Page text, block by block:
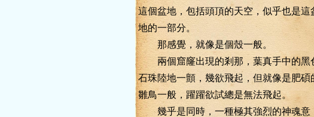
這個盆地，包括頭頂的天空，似乎也是這
地的一部分。
那感覺，就像是個殼一般。
兩個窟窿出現的剎那，葉真手中的黑
石珠陸地一顫，幾欲飛起，但就像是肥碩
雛鳥一般，躍躍欲試總是無法飛起。
幾乎是同時，一種極其強烈的神魂意